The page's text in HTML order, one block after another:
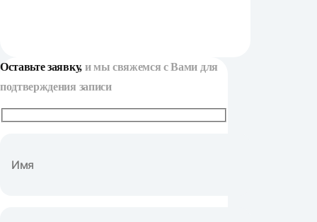
Оставьте заявку, и мы свяжемся с Вами для
подтверждения записи